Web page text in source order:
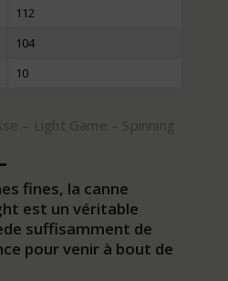
112
104
10
– Light Game – Spinning
fines, la canne
est un véritable
suffisamment de
pour venir à bout de